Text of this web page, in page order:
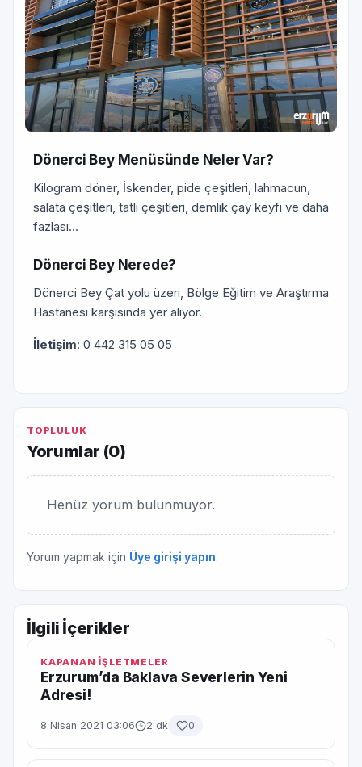
Dönerci Bey Menüsünde Neler Var?
Kilogram döner, İskender, pide çeşitleri, lahmacun,
salata çeşitleri, tatlı çeşitleri, demlik çay keyfi ve daha
fazlası...
Dönerci Bey Nerede?
Dönerci Bey Çat yolu üzeri, Bölge Eğitim ve Araştırma
Hastanesi karşısında yer alıyor.
İletişim: 0 442 315 05 05
TOPLULUK
Yorumlar (0)
Henüz yorum bulunmuyor.
Yorum yapmak için Üye girişi yapın.
İlgili İçerikler
KAPANAN İŞLETMELER
Erzurum’da Baklava Severlerin Yeni
Adresi!
8 Nisan 2021 03:06 2 dk 0